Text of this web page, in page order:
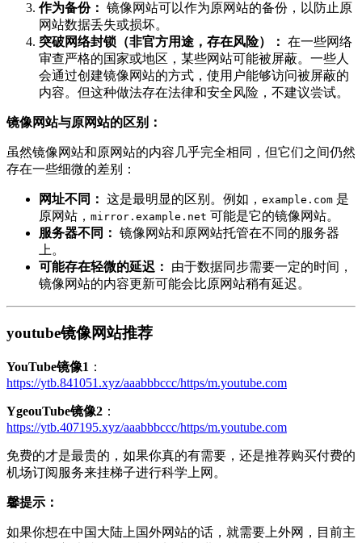
作为备份： 镜像网站可以作为原网站的备份，以防止原
网站数据丢失或损坏。
突破网络封锁（非官方用途，存在风险）： 在一些网络
审查严格的国家或地区，某些网站可能被屏蔽。一些人
会通过创建镜像网站的方式，使用户能够访问被屏蔽的
内容。但这种做法存在法律和安全风险，不建议尝试。
镜像网站与原网站的区别：
虽然镜像网站和原网站的内容几乎完全相同，但它们之间仍然
存在一些细微的差别：
网址不同： 这是最明显的区别。例如， example.com 是
原网站， mirror.example.net 可能是它的镜像网站。
服务器不同： 镜像网站和原网站托管在不同的服务器
上。
可能存在轻微的延迟：
由于数据同步需要一定的时间，
镜像网站的内容更新可能会比原网站稍有延迟。
youtube镜像网站推荐
YouTube镜像1 ：
https://ytb.841051.xyz/aaabbbccc/https/m.youtube.com
YgeouTube镜像2 ：
https://ytb.407195.xyz/aaabbbccc/https/m.youtube.com
免费的才是最贵的，如果你真的有需要，还是推荐购买付费的
机场订阅服务来挂梯子进行科学上网。
馨提示：
如果你想在中国大陆上国外网站的话，就需要上外网，目前主